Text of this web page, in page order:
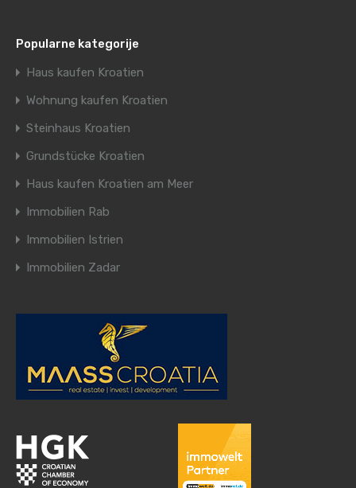
Popularne kategorije
Haus kaufen Kroatien
Wohnung kaufen Kroatien
Steinhaus Kroatien
Grundstücke Kroatien
Haus kaufen Kroatien am Meer
Immobilien Rab
Immobilien Istrien
Immobilien Zadar